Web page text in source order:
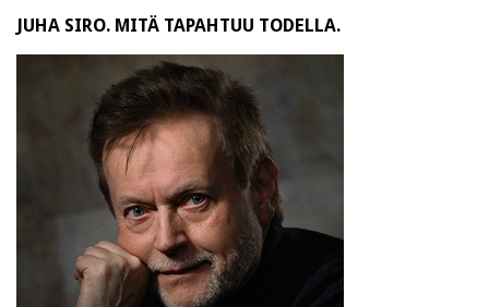
JUHA SIRO. MITÄ TAPAHTUU TODELLA.